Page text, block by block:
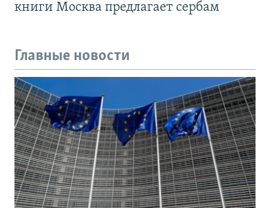
книги Москва предлагает сербам
Главные новости